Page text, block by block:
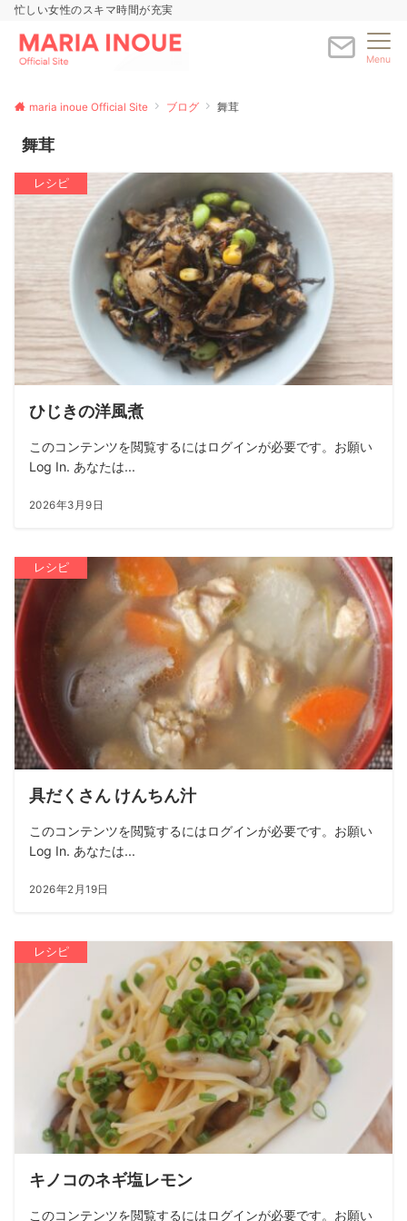
忙しい女性のスキマ時間が充実
Menu
maria inoue Official Site ブログ 舞茸
舞茸
レシピ
ひじきの洋風煮
このコンテンツを閲覧するにはログインが必要です。お願い
Log In. あなたは...
2026年3月9日
レシピ
具だくさん けんちん汁
このコンテンツを閲覧するにはログインが必要です。お願い
Log In. あなたは...
2026年2月19日
レシピ
キノコのネギ塩レモン
このコンテンツを閲覧するにはログインが必要です。お願い